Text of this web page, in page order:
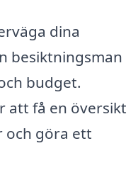
dina
besiktningsman
budget.
att få en översikt
och göra ett